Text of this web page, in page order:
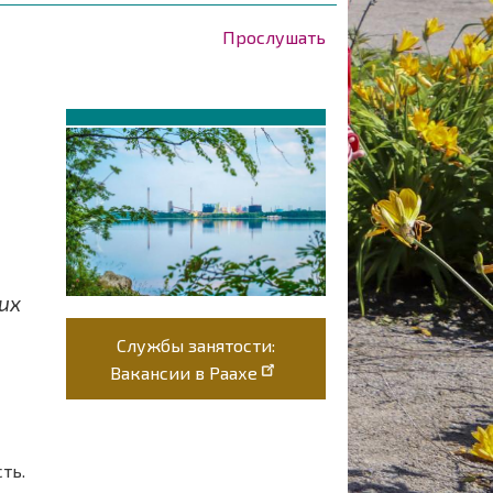
Прослушать
Службы занятости:
Вакансии в Раахе